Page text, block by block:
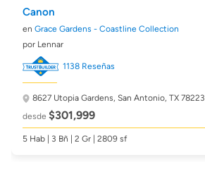
Canon
en Grace Gardens - Coastline Collection
por Lennar
1138 Reseñas
8627 Utopia Gardens, San Antonio, TX 78223
desde $301,999
5 Hab | 3 Bñ | 2 Gr | 2809 sf